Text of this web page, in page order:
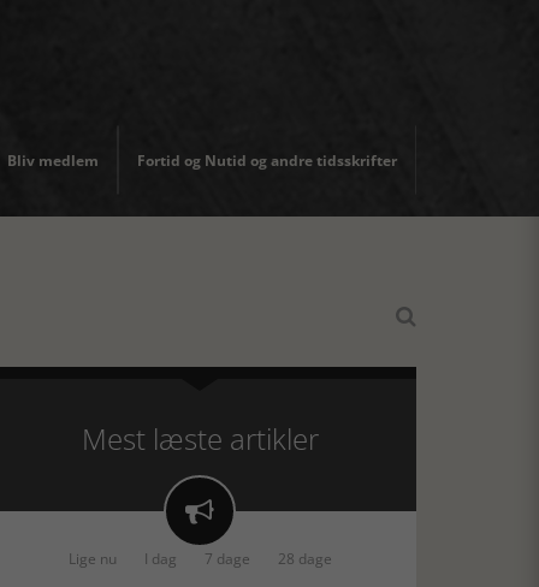
Bliv medlem Fortid og Nutid og andre tidsskrifter

Mest læste artikler

Lige nu I dag 7 dage 28 dage